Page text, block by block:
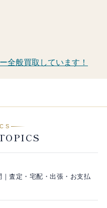
全般買取しています！
査定・宅配・出張・お支払